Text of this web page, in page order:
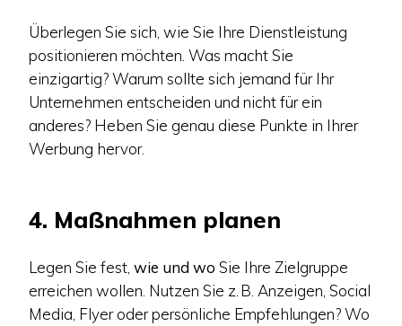
Überlegen Sie sich, wie Sie Ihre Dienstleistung
positionieren möchten. Was macht Sie
einzigartig? Warum sollte sich jemand für Ihr
Unternehmen entscheiden und nicht für ein
anderes? Heben Sie genau diese Punkte in Ihrer
Werbung hervor.
4. Maßnahmen planen
Legen Sie fest, wie und wo Sie Ihre Zielgruppe
erreichen wollen. Nutzen Sie z. B. Anzeigen, Social
Media, Flyer oder persönliche Empfehlungen? Wo